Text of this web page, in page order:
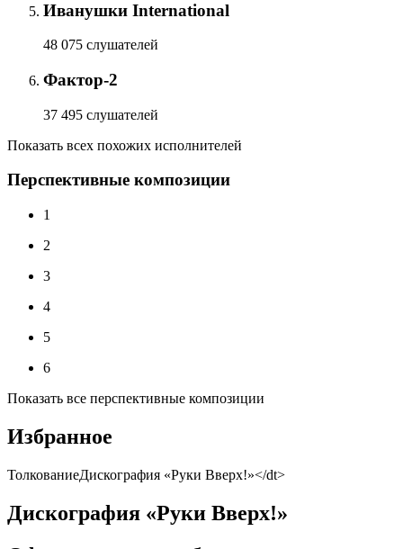
Иванушки International
48 075 слушателей
Фактор-2
37 495 слушателей
Показать всех похожих исполнителей
Перспективные композиции
1
2
3
4
5
6
Показать все перспективные композиции
Избранное
ТолкованиеДискография «Руки Вверх!»</dt>
Дискография «Руки Вверх!»